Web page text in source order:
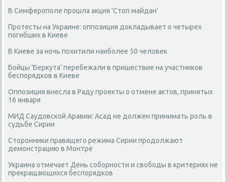
В Симферополе прошла акция 'Стоп майдан'
Протесты на Украине: оппозиция докладывает о четырех
погибших в Киеве
В Киеве за ночь похитили наиболее 50 человек
Бойцы 'Беркута' перебежали в пришествие на участников
беспорядков в Киеве
Оппозиция внесла в Раду проекты о отмене актов, принятых
16 января
МИД Саудовской Аравии: Асад не должен принимать роль в
судьбе Сирии
Сторонники правящего режима Сирии продолжают
демонстрацию в Монтре
Украина отмечает День соборности и свободы в критериях не
прекращающихся беспорядков